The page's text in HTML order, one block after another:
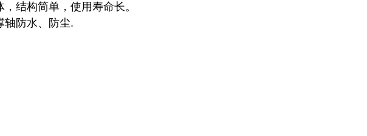
结构简单，使用寿命长。
轴防水、防尘.